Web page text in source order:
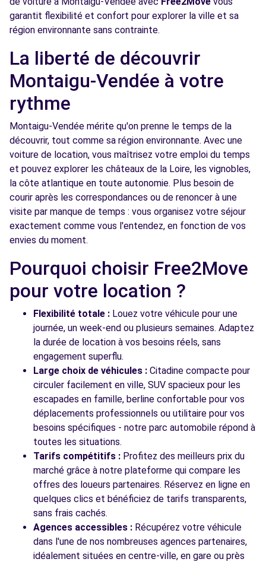
Free2Move Rent - SEVRE ET MAINE
AUTOMOBILES - CLISSON (C)
RUE DES FILATURES - PARC INDUSTRIEL DE TABARI
CLISSON, 44190
Free2move Rent - MONTREVERD
MOBILITES - MONTREVERD
13.0
km
47 Rue Jean XXIII
Montréverd, 85260
Voir l'agence
Free2Move Rent - GARAGE DE LA MAINE -
AIGREFEUILLE-SUR-MAINE (C)
13.3
6 RUE DE L INDUSTRIE
AIGREFEUILLE-SUR-MAINE, 44140
Voir l'agence
garantit flexibilité et confort pour explorer la ville et sa
région environnante sans contrainte.
La liberté de découvrir
Montaigu-Vendée à votre
rythme
Montaigu-Vendée mérite qu'on prenne le temps de la
découvrir, tout comme sa région environnante. Avec une
voiture de location, vous maîtrisez votre emploi du temps
et pouvez explorer les châteaux de la Loire, les vignobles,
la côte atlantique en toute autonomie. Plus besoin de
courir après les correspondances ou de renoncer à une
visite par manque de temps : vous organisez votre séjour
exactement comme vous l'entendez, en fonction de vos
envies du moment.
Pourquoi choisir Free2Move
pour votre location ?
Flexibilité totale : Louez votre véhicule pour une
journée, un week-end ou plusieurs semaines. Adaptez
la durée de location à vos besoins réels, sans
engagement superflu.
Large choix de véhicules : Citadine compacte pour
circuler facilement en ville, SUV spacieux pour les
escapades en famille, berline confortable pour vos
déplacements professionnels ou utilitaire pour vos
besoins spécifiques - notre parc automobile répond à
toutes les situations.
Tarifs compétitifs : Profitez des meilleurs prix du
marché grâce à notre plateforme qui compare les
offres des loueurs partenaires. Réservez en ligne en
quelques clics et bénéficiez de tarifs transparents,
sans frais cachés.
Agences accessibles : Récupérez votre véhicule
dans l'une de nos nombreuses agences partenaires,
idéalement situées en centre-ville, en gare ou près